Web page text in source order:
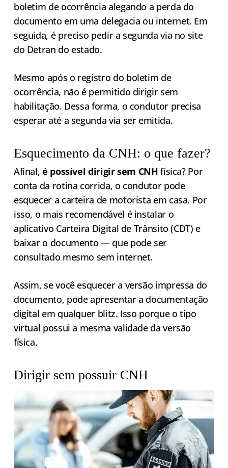
boletim de ocorrência alegando a perda do
documento em uma delegacia ou internet. Em
seguida, é preciso pedir a segunda via no site
do Detran do estado.
Mesmo após o registro do boletim de
ocorrência, não é permitido dirigir sem
habilitação. Dessa forma, o condutor precisa
esperar até a segunda via ser emitida.
Esquecimento da CNH: o que fazer?
Afinal, é possível dirigir sem CNH física? Por
conta da rotina corrida, o condutor pode
esquecer a carteira de motorista em casa. Por
isso, o mais recomendável é instalar o
aplicativo Carteira Digital de Trânsito (CDT) e
baixar o documento — que pode ser
consultado mesmo sem internet.
Assim, se você esquecer a versão impressa do
documento, pode apresentar a documentação
digital em qualquer blitz. Isso porque o tipo
virtual possui a mesma validade da versão
física.
Dirigir sem possuir CNH